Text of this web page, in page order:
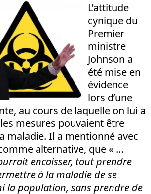
L’attitude
cynique du
Premier
ministre
Johnson a
été mise en
évidence
lors d’une
au cours de laquelle on lui a
mesures pouvaient être
maladie. Il a mentionné avec
alternative, que « …
encaisser, tout prendre
à la maladie de se
la population, sans prendre de